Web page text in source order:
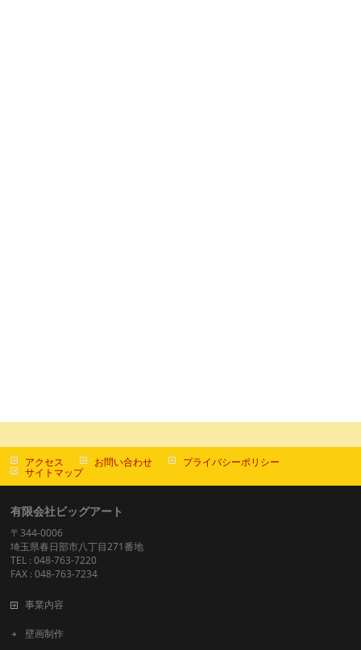
アクセス お問い合わせ プライバシーポリシー
サイトマップ
有限会社ビッグアート
〒344-0006
埼玉県春日部市八丁目271番地
TEL : 048-763-7220
FAX : 048-763-7234
事業内容
壁画制作